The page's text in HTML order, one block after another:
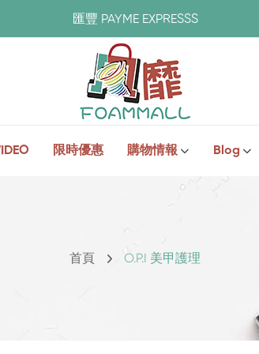
匯豐 PAYME EXPRESSS
限時優惠 購物情報 Blog
首頁 O.P.I 美甲護理